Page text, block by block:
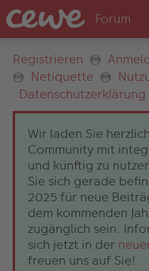
Registrieren
Netiquette
Datenschutzerklärung
Wir laden Sie
Community mit
und künftig zu
Sie sich gerade
2025 für neue
dem kommenden
zugänglich sein.
sich jetzt in der
freuen uns auf Sie!